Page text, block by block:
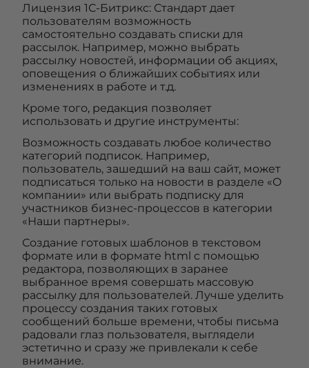
Лицензия 1С-Битрикс: Стандарт дает
пользователям возможность
самостоятельно создавать списки для
рассылок. Например, можно выбрать
рассылку новостей, информации об акциях,
оповещения о ближайших событиях или
изменениях в работе и т.д.
Кроме того, редакция позволяет
использовать и другие инструменты:
Возможность создавать любое количество
категорий подписок. Например,
пользователь, зашедший на ваш сайт, может
подписаться только на новости в разделе «О
компании» или выбрать подписку для
участников бизнес-процессов в категории
«Наши партнеры».
Создание готовых шаблонов в текстовом
формате или в формате html с помощью
редактора, позволяющих в заранее
выбранное время совершать массовую
рассылку для пользователей. Лучше уделить
процессу создания таких готовых
сообщений больше времени, чтобы письма
радовали глаз пользователя, выглядели
эстетично и сразу же привлекали к себе
внимание.